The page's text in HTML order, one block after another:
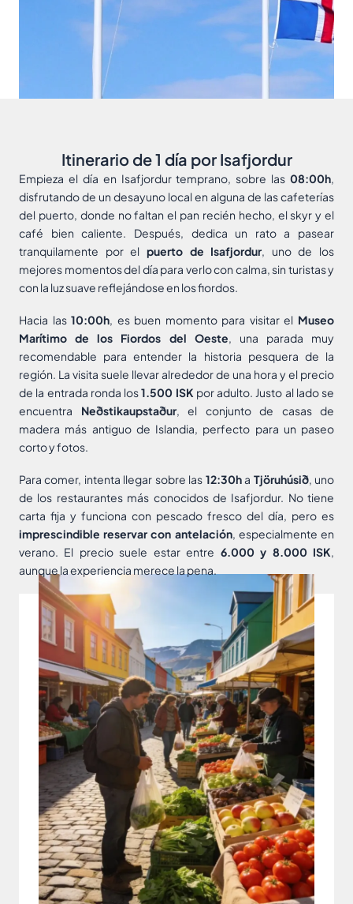
Itinerario de 1 día por Isafjordur
Empieza el día en Isafjordur temprano, sobre las 08:00h,
disfrutando de un desayuno local en alguna de las cafeterías
del puerto, donde no faltan el pan recién hecho, el skyr y el
café bien caliente. Después, dedica un rato a pasear
tranquilamente por el puerto de Isafjordur, uno de los
mejores momentos del día para verlo con calma, sin turistas y
con la luz suave reflejándose en los fiordos.
Hacia las10:00h, es buen momento para visitar el Museo
Marítimo de los Fiordos del Oeste, una parada muy
recomendable para entender la historia pesquera de la
región. La visita suele llevar alrededor de una hora y el precio
de la entrada ronda los1.500 ISK por adulto. Justo al lado se
encuentra Neðstikaupstaður, el conjunto de casas de
madera más antiguo de Islandia, perfecto para un paseo
corto y fotos.
Para comer, intenta llegar sobre las 12:30ha Tjöruhúsið, uno
de los restaurantes más conocidos de Isafjordur. No tiene
carta fija y funciona con pescado fresco del día, pero es
imprescindible reservar con antelación, especialmente en
verano. El precio suele estar entre 6.000 y 8.000 ISK,
aunque la experiencia merece la pena.